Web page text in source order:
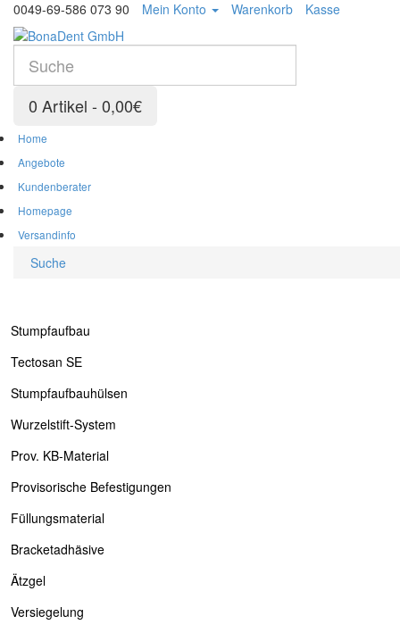
0049-69-586 073 90 Mein Konto Warenkorb Kasse
0 Artikel - 0,00€
Home
Angebote
Kundenberater
Homepage
Versandinfo
Suche
Stumpfaufbau
Tectosan SE
Stumpfaufbauhülsen
Wurzelstift-System
Prov. KB-Material
Provisorische Befestigungen
Füllungsmaterial
Bracketadhäsive
Ätzgel
Versiegelung